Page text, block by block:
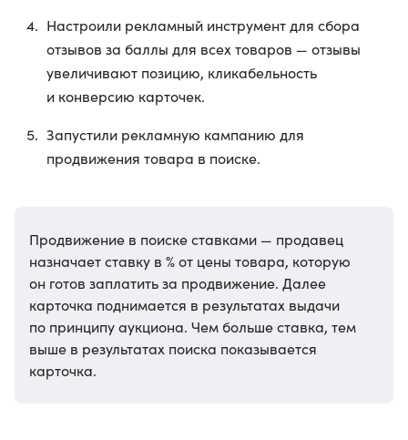
Настроили рекламный инструмент для сбора
отзывов за баллы для всех товаров — отзывы
увеличивают позицию, кликабельность
и конверсию карточек.
Запустили рекламную кампанию для
продвижения товара в поиске.
Продвижение в поиске ставками — продавец
назначает ставку в % от цены товара, которую
он готов заплатить за продвижение. Далее
карточка поднимается в результатах выдачи
по принципу аукциона. Чем больше ставка, тем
выше в результатах поиска показывается
карточка.